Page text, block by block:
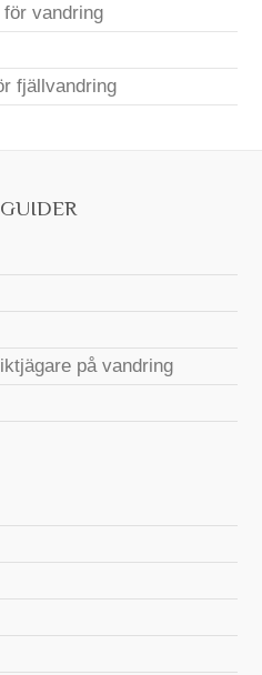
vandring
fjällvandring
på vandring